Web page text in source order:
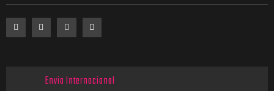
Envio Internacional